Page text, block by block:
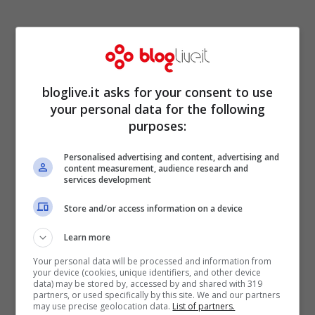
Considerando infatti che il Grande Fratello
è un programma seguito da un pubblico
particolarmente giovane, a molti
telespettatori la messa in onda di
immagini così spinte
assolutamente fuori luogo, tanto più in
un’epoca in cui l’esibizionismo e la
sessualizzazione stanno creando i
problemi che noi tutti conosciamo. Il
comportamento di Gennaro Lillio e
bloglive.it asks for your consent to use
your personal data for the following
purposes:
Personalised advertising and content, advertising and
content measurement, audience research and
services development
Store and/or access information on a device
Learn more
Your personal data will be processed and information from
your device (cookies, unique identifiers, and other device
data) may be stored by, accessed by and shared with 319
partners, or used specifically by this site. We and our partners
may use precise geolocation data. List of partners.